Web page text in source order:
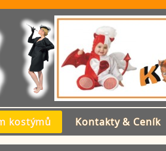
kostýmů Kontakty & Ceník